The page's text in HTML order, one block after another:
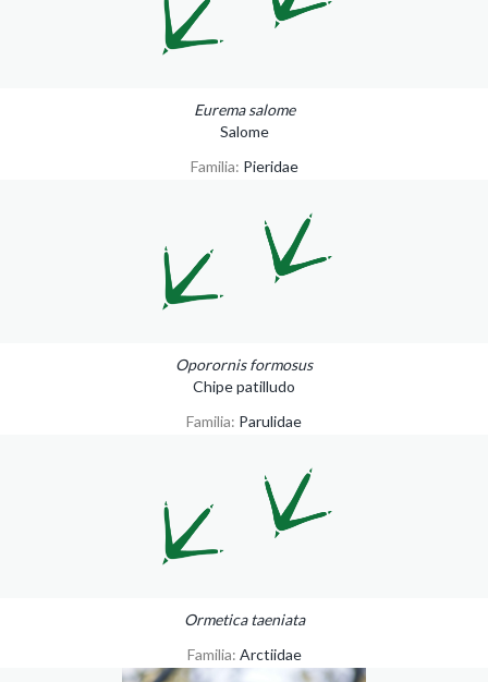
Eurema salome
Salome
Familia: Pieridae
Oporornis formosus
Chipe patilludo
Familia: Parulidae
Ormetica taeniata
Familia: Arctiidae